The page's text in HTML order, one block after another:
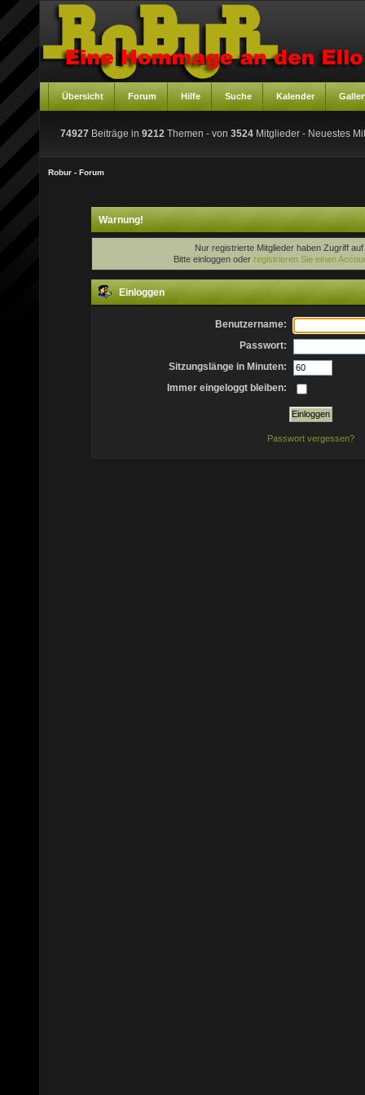
Übersicht Forum Hilfe Suche Kalender
74927 Beiträge in 9212 Themen - von 3524 Mitglieder - Neuestes
Robur - Forum
Warnung!
Nur registrierte Mitglieder haben Zugriff
Bitte einloggen oder registrieren Sie einen
Einloggen
Benutzername:
Passwort:
Sitzungslänge in Minuten:
Immer eingeloggt bleiben:
Passwort vergessen?